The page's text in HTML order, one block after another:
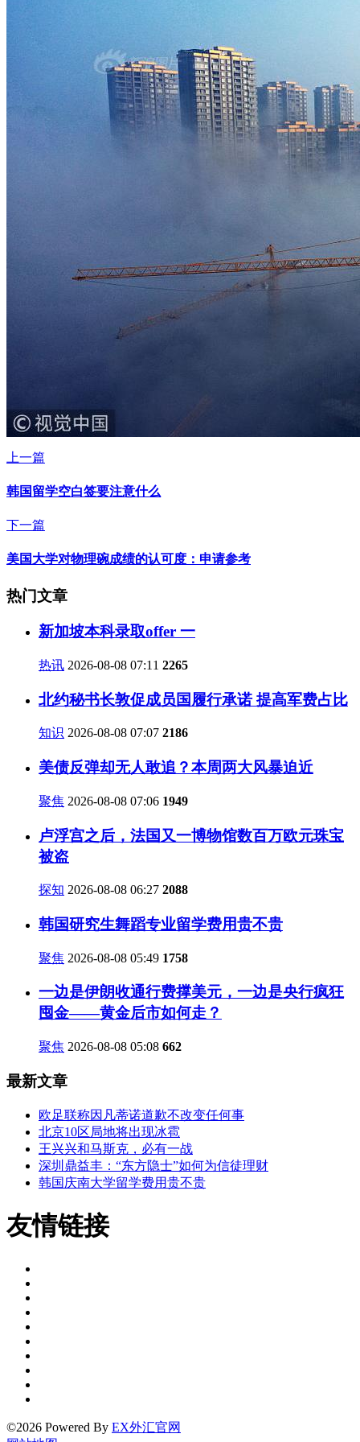
上一篇
韩国留学空白签要注意什么
下一篇
美国大学对物理碗成绩的认可度：申请参考
热门文章
新加坡本科录取offer 一
热讯 2026-08-08 07:11 2265
北约秘书长敦促成员国履行承诺 提高军费占比
知识 2026-08-08 07:07 2186
美债反弹却无人敢追？本周两大风暴迫近
聚焦 2026-08-08 07:06 1949
卢浮宫之后，法国又一博物馆数百万欧元珠宝
被盗
探知 2026-08-08 06:27 2088
韩国研究生舞蹈专业留学费用贵不贵
聚焦 2026-08-08 05:49 1758
一边是伊朗收通行费撑美元，一边是央行疯狂
囤金——黄金后市如何走？
聚焦 2026-08-08 05:08 662
最新文章
欧足联称因凡蒂诺道歉不改变任何事
北京10区局地将出现冰雹
王兴兴和马斯克，必有一战
深圳鼎益丰：“东方隐士”如何为信徒理财
韩国庆南大学留学费用贵不贵
友情链接
©2026 Powered By EX外汇官网